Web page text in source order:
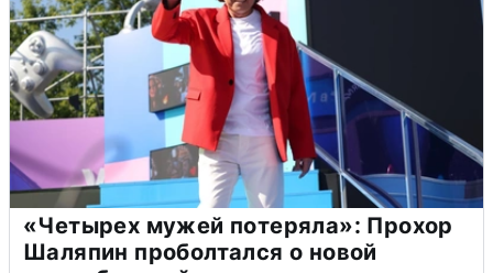
«Четырех мужей потеряла»: Прохор
Шаляпин проболтался о новой